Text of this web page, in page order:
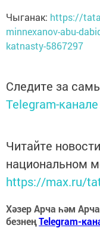
Чыганак: https://
minnexanov-abu-
katnasty-5867297
Следите за
Telegram-канале
Читайте
национальном
https://max.ru/
Хәзер Арча һәм
безнеңTelegram-